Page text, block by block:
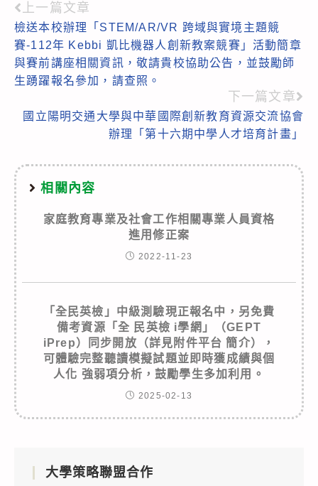
Read
more
articles
上一篇文章
檢送本校辦理「STEM/AR/VR 跨域與實境主題競
賽-112年 Kebbi 凱比機器人創新教案競賽」活動簡章
與賽前講座相關資訊，敬請貴校協助公告，並鼓勵師
生踴躍報名參加，請查照。
下一篇文章
國立陽明交通大學與中華國際創新教育資源交流協會
辦理「第十六期中學人才培育計畫」
相關內容
家庭教育專業及社會工作相關專業人員資格
進用修正案
2022-11-23
「全民英檢」中級測驗現正報名中，另免費
備考資源「全 民英檢 i學網」（GEPT
iPrep）同步開放（詳見附件平台 簡介），
可體驗完整聽讀模擬試題並即時獲成績與個
人化 強弱項分析，鼓勵學生多加利用。
2025-02-13
大學策略聯盟合作